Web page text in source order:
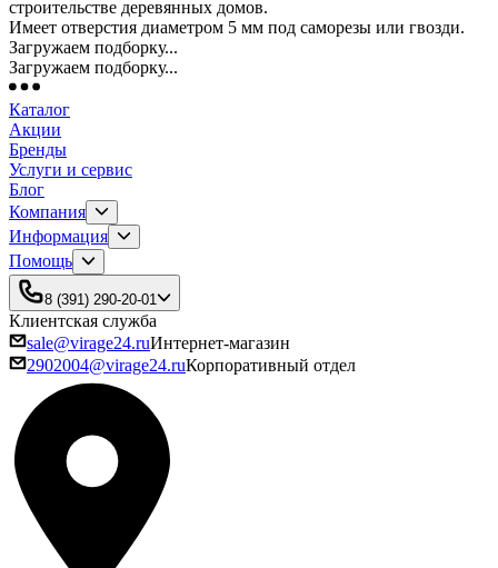
строительстве деревянных домов.
Имеет отверстия диаметром 5 мм под саморезы или гвозди.
Загружаем подборку...
Загружаем подборку...
Каталог
Акции
Бренды
Услуги и сервис
Блог
Компания
Информация
Помощь
8 (391) 290-20-01
Клиентская служба
sale@virage24.ruИнтернет-магазин
2902004@virage24.ruКорпоративный отдел